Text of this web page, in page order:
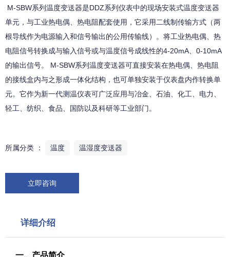
M-SBW系列温度变送器是DDZ系列仪表中的现场安装式温度变送器
单元，与工业热电偶、热电阻配套使用，它采用二线制传输方式（两
根导线作为电源输入和信号输出的公用传输线）。将工业热电偶、热
电阻信号转换成与输入信号或与温度信号成线性的4-20mA、0-10mA
的输出信号。 M-SBW系列温度变送器可直接安装在热电偶、热电阻
的接线盒内与之形成一体化结构，也可单独安装于仪表盘内作转换单
元。它作为新一代测温仪表可广泛应用与冶金、石油、化工、电力、
轻工、纺织、食品、国防以及科研等工业部门。
所属分类 ： 温度 温湿度变送器
立即咨询
详细介绍
一、产品简介